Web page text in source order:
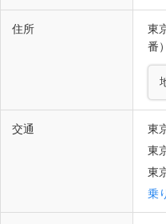
住所
東
番）
交通
東
東
東
乗